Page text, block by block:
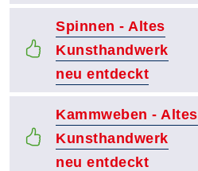
Spinnen - Altes
Kunsthandwerk
neu entdeckt
Kammweben - Altes
Kunsthandwerk
neu entdeckt